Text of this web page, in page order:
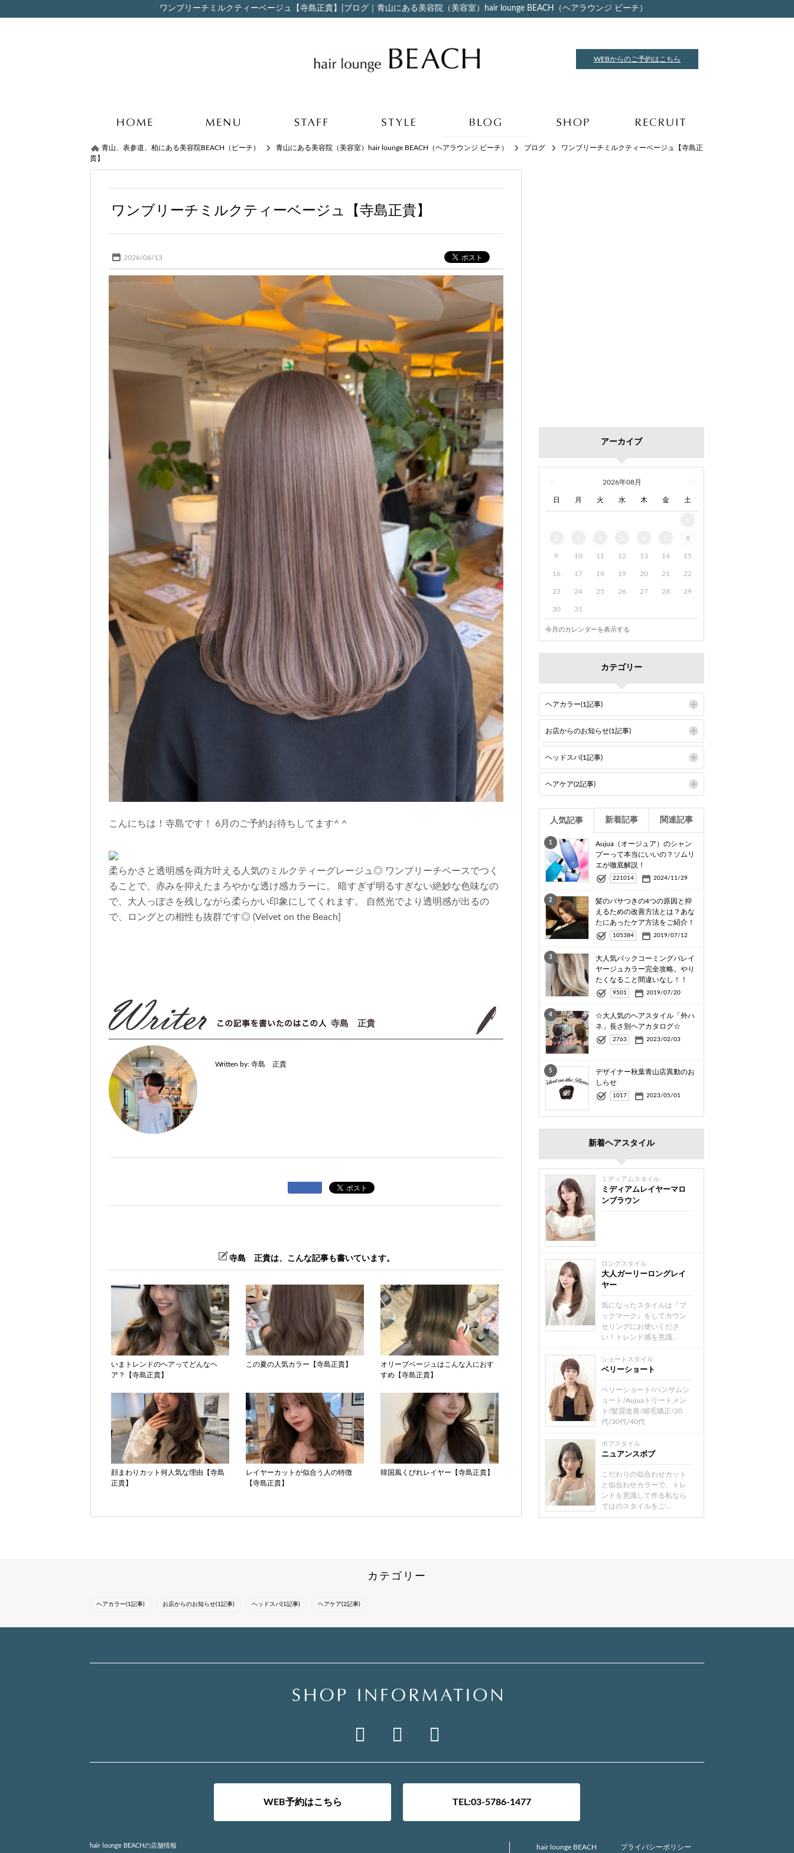
ワンブリーチミルクティーベージュ【寺島正貴】|ブログ｜青山にある美容院（美容室）hair lounge BEACH（ヘアラウンジ ビーチ）
WEBからのご予約はこちら
青山、表参道、柏にある美容院BEACH（ビーチ） 青山にある美容院（美容室）hair lounge BEACH（ヘアラウンジ ビーチ） ブログ
ワンブリーチミルクティーベージュ【寺島正
貴】
ワンブリーチミルクティーベージュ【寺島正貴】
2026/06/13
こんにちは！寺島です！ 6月のご予約お待ちしてます^ ^
柔らかさと透明感を両方叶える人気のミルクティーグレージュ◎ ワンブリーチベースでつく
ることで、赤みを抑えたまろやかな透け感カラーに。 暗すぎず明るすぎない絶妙な色味なの
で、大人っぽさを残しながら柔らかい印象にしてくれます。 自然光でより透明感が出るの
で、ロングとの相性も抜群です◎ (Velvet on the Beach]
寺島 正貴
Written by: 寺島 正貴
寺島 正貴は、こんな記事も書いています。
いまトレンドのヘアってどんなヘ
ア？【寺島正貴】
この夏の人気カラー【寺島正貴】
オリーブベージュはこんな人におす
すめ【寺島正貴】
顔まわりカット何人気な理由【寺島
正貴】
レイヤーカットが似合う人の特徴
【寺島正貴】
韓国風くびれレイヤー【寺島正貴】
アーカイブ
2026年08月
日 月 火 水 木 金 土
8
9 10 11 12 13 14 15
16 17 18 19 20 21 22
23 24 25 26 27 28 29
30 31
今月のカレンダーを表示する
カテゴリー
ヘアカラー(1記事)
お店からのお知らせ(1記事)
ヘッドスパ(1記事)
ヘアケア(2記事)
人気記事 新着記事 関連記事
1
Aujua（オージュア）のシャン
プーって本当にいいの？ソムリ
エが徹底解説！
221014 2024/11/29
2
髪のパサつきの4つの原因と抑
えるための改善方法とは？あな
たにあったケア方法をご紹介！
105384 2019/07/12
3
大人気バックコーミングバレイ
ヤージュカラー完全攻略。やり
たくなること間違いなし！！
9501 2019/07/20
4
☆大人気のヘアスタイル「外ハ
ネ」長さ別ヘアカタログ☆
2763 2023/02/03
5
デザイナー秋葉青山店異動のお
しらせ
1017 2023/05/01
新着ヘアスタイル
ミディアムスタイル
ミディアムレイヤーマロ
ンブラウン
ロングスタイル
大人ガーリーロングレイ
ヤー
気になったスタイルは『ブ
ックマーク』をしてカウン
セリングにお使いくださ
い！トレンド感を意識...
ショートスタイル
ベリーショート
ベリーショート/ハンサムシ
ョート/Aujuaトリートメン
ト/髪質改善/縮毛矯正/20
代/30代/40代
ボブスタイル
ニュアンスボブ
こだわりの似合わせカット
と似合わせカラーで、トレ
ンドを意識して作る私なら
ではのスタイルをご...
カテゴリー
ヘアカラー(1記事) お店からのお知らせ(1記事) ヘッドスパ(1記事) ヘアケア(2記事)
WEB予約はこちら TEL:03-5786-1477
hair lounge BEACHの店舗情報 hair lounge BEACH プライバシーポリシー